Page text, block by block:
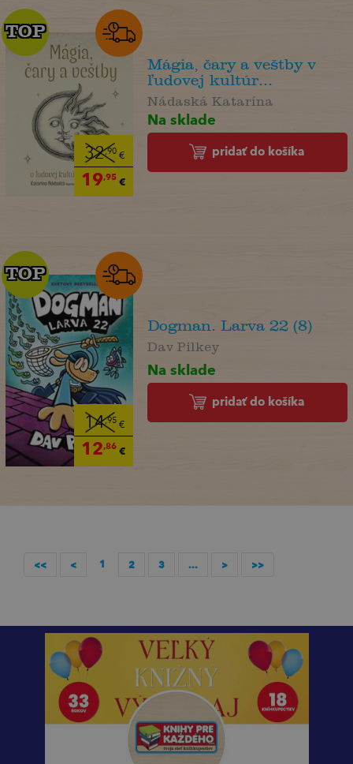
32,90€
19,95€
TOP
TOP
Mágia, čary a veštby v
ľudovej kultúr...
Nádaská Katarína
Na sklade
pridať do košíka
14,95€
12,86€
TOP
TOP
Dogman. Larva 22 (8)
Dav Pilkey
Na sklade
pridať do košíka
<< < 1 2 3 ... > >>